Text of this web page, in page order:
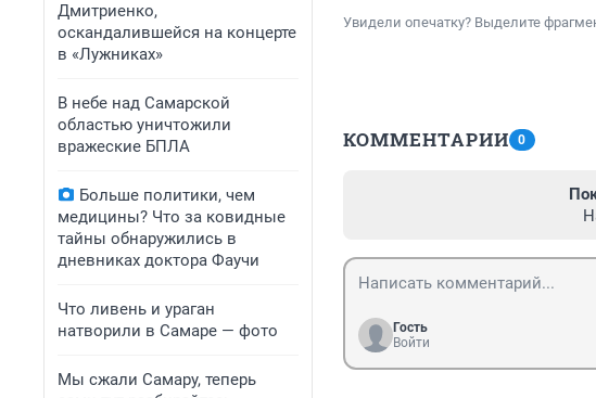
Дмитриенко,
оскандалившейся на концерте
в «Лужниках»
В небе над Самарской
областью уничтожили
вражеские БПЛА
Больше политики, чем
медицины? Что за ковидные
тайны обнаружились в
дневниках доктора Фаучи
Что ливень и ураган
натворили в Самаре — фото
Мы сжали Самару, теперь
Увидели опечатку? Выделите
КОММЕНТАРИИ 0
Гость
Войти